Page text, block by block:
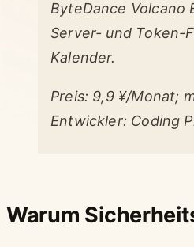
ByteDance Volcano
Server- und Token-
Kalender.
Preis: 9,9 ¥/Monat;
Entwickler: Coding
Warum